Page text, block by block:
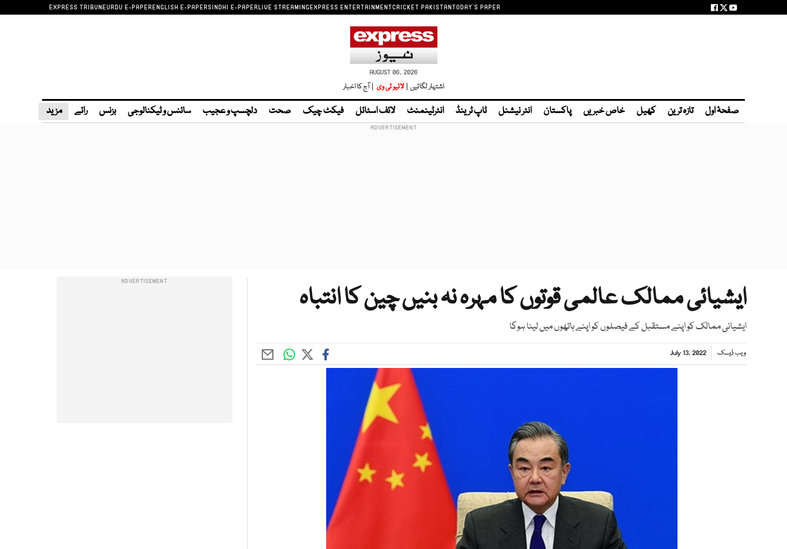
EXPRESS TRIBUNEURDU E-PAPERENGLISH E-PAPERSINDHI E-PAPERLIVE STREAMINGEXPRESS ENTERTAINMENTCRICKET PAKISTANTODAY'S PAPER
AUGUST 06, 2026
اشتہار لگائیں | لائیو ٹی وی | آج کا اخبار
صفحۂ اول تازہ ترین کھیل خاص خبریں پاکستان انٹر نیشنل ٹاپ ٹرینڈ انٹرٹینمنٹ لائف اسٹائل فیکٹ چیک صحت دلچسپ و عجیب سائنس و ٹیکنالوجی بزنس رائے مزید
ایشیائی ممالک عالمی قوتوں کا مہرہ نہ بنیں چین کا انتباہ
ایشیائی ممالک کو اپنے مستقبل کے فیصلوں کو اپنے ہاتھوں میں لینا ہوگا
ویب ڈیسک July 13, 2022